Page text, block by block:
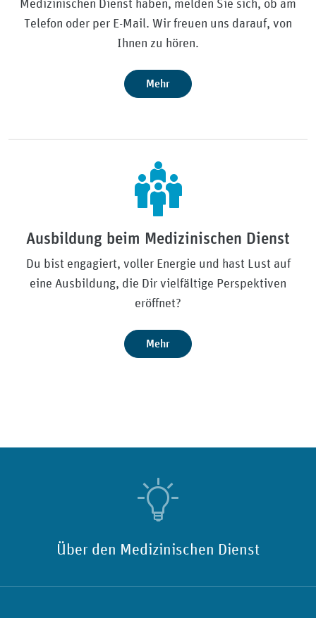
Medizinischen Dienst haben, melden Sie sich, ob am
Telefon oder per E-Mail. Wir freuen uns darauf, von
Ihnen zu hören.
Mehr
Ausbildung beim Medizinischen Dienst
Du bist engagiert, voller Energie und hast Lust auf
eine Ausbildung, die Dir vielfältige Perspektiven
eröffnet?
Mehr
Über den Medizinischen Dienst